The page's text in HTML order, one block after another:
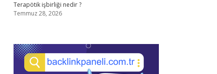
Terapötik işbirliği nedir ?
Temmuz 28, 2026